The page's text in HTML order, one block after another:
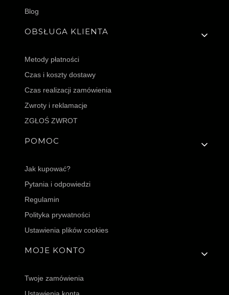
Blog
OBSŁUGA KLIENTA
Metody płatności
Czas i koszty dostawy
Czas realizacji zamówienia
Zwroty i reklamacje
ZGŁOŚ ZWROT
POMOC
Jak kupować?
Pytania i odpowiedzi
Regulamin
Polityka prywatności
Ustawienia plików cookies
MOJE KONTO
Twoje zamówienia
Ustawienia konta